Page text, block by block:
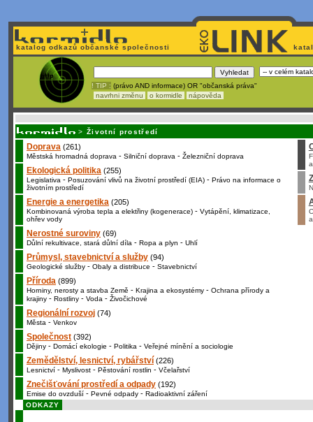
katalog odkazů občanské společnosti
! TIP : (právo AND informace) OR "občanská práva"
navrhni změnu
o kormidle nápověda
> Životní prostředí
Doprava (261)
Městská hromadná doprava - Silniční doprava - Železniční doprava
Ekologická politika (255)
Legislativa - Posuzování vlivů na životní prostředí (EIA) - Právo na informace o
životním prostředí
Energie a energetika (205)
Kombinovaná výroba tepla a elektřiny (kogenerace) - Vytápění, klimatizace,
ohřev vody
Nerostné suroviny (69)
Důlní rekultivace, stará důlní díla - Ropa a plyn - Uhlí
Průmysl, stavebnictví a služby (94)
Geologické služby - Obaly a distribuce - Stavebnictví
Příroda (899)
Horniny, nerosty a stavba Země - Krajina a ekosystémy - Ochrana přírody a
krajiny - Rostliny - Voda - Živočichové
Regionální rozvoj (74)
Města - Venkov
Společnost (392)
Dějiny - Domácí ekologie - Politika - Veřejné mínění a sociologie
Zemědělství, lesnictví, rybářství (226)
Lesnictví - Myslivost - Pěstování rostlin - Včelařství
Znečišťování prostředí a odpady (192)
Emise do ovzduší - Pevné odpady - Radioaktivní záření
ODKAZY